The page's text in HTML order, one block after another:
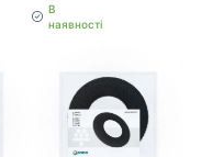
В
наявності